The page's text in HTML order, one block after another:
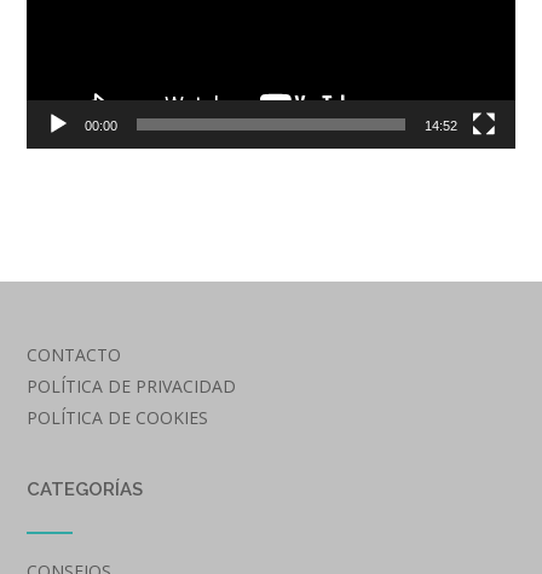
00:00 14:52
CONTACTO
POLÍTICA DE PRIVACIDAD
POLÍTICA DE COOKIES
CATEGORÍAS